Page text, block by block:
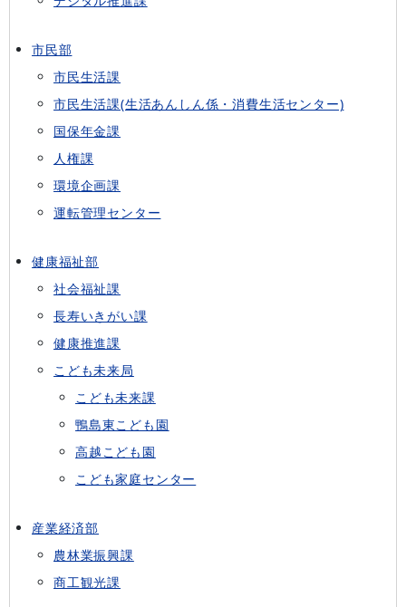
市民部
市民生活課
市民生活課(生活あんしん係・消費生活センター)
国保年金課
人権課
環境企画課
運転管理センター
健康福祉部
社会福祉課
長寿いきがい課
健康推進課
こども未来局
こども未来課
鴨島東こども園
高越こども園
こども家庭センター
産業経済部
農林業振興課
商工観光課